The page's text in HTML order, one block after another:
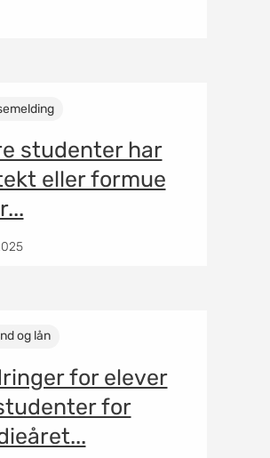
studenter har
eller formue
og lån
for elever
for